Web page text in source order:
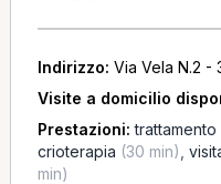
Indirizzo: Via Vela N.2 -
Visite a domicilio
Prestazioni:
crioterapia (30 min)
min)